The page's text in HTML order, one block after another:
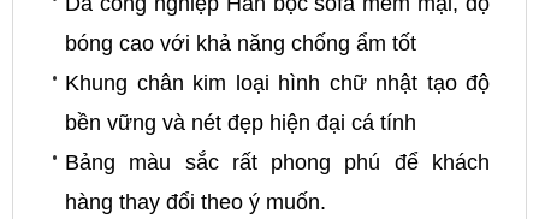
bóng cao với khả năng chống ẩm tốt
Khung chân kim loại hình chữ nhật tạo độ
bền vững và nét đẹp hiện đại cá tính
Bảng màu sắc rất phong phú để khách
hàng thay đổi theo ý muốn.